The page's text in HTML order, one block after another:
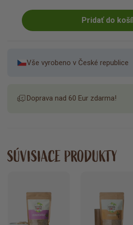
Pridať do
Vše vyrobeno v České republice
Doprava nad 60 Eur zdarma!
SÚVISIACE PRODUKTY